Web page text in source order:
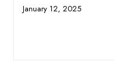
January 12, 2025